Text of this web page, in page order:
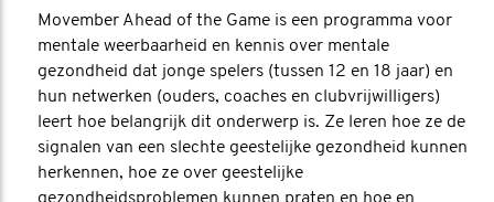
Movember Ahead of the Game is een programma voor
mentale weerbaarheid en kennis over mentale
gezondheid dat jonge spelers (tussen 12 en 18 jaar) en
hun netwerken (ouders, coaches en clubvrijwilligers)
leert hoe belangrijk dit onderwerp is. Ze leren hoe ze de
signalen van een slechte geestelijke gezondheid kunnen
herkennen, hoe ze over geestelijke